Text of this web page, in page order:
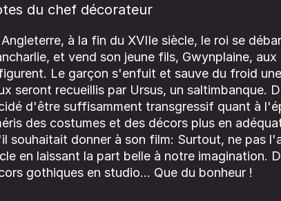
du chef décorateur
Angleterre, à la fin du XVIIe siècle, le roi se
et vend son jeune fils, Gwynplaine,
Le garçon s'enfuit et sauve du froid
seront recueillis par Ursus, un saltimbanque.
d'être suffisamment transgressif quant à
des costumes et des décors plus en
souhaitait donner à son film: Surtout, ne pas
en laissant la part belle à notre imagination.
gothiques en studio... Que du bonheur !